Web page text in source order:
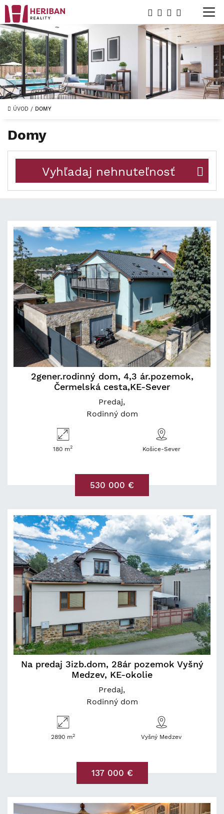
ÚVOD / DOMY
Domy
Vyhľadaj nehnuteľnosť
2gener.rodinný dom, 4,3 ár.pozemok,
Čermelská cesta,KE-Sever
Predaj
Rodinný dom
180 m2 Košice-Sever
530 000 €
Na predaj 3izb.dom, 28ár pozemok Vyšný
Medzev, KE-okolie
Predaj
Rodinný dom
2890 m2 Vyšný Medzev
137 000 €